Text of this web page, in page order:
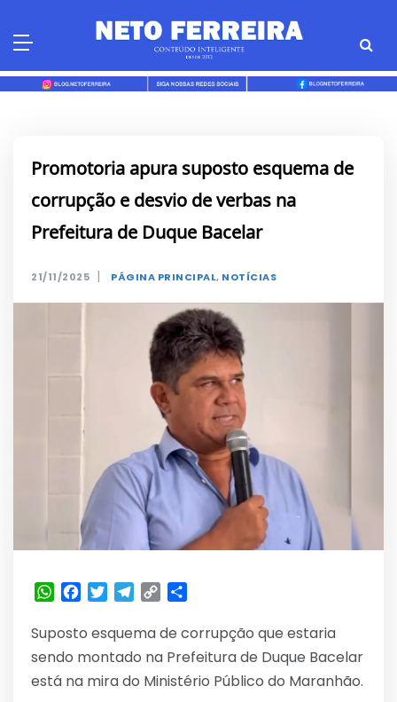
Promotoria apura suposto esquema de
corrupção e desvio de verbas na
Prefeitura de Duque Bacelar
21/11/2025 | PÁGINA PRINCIPAL, NOTÍCIAS
WhatsApp
Facebook
TwitterTelegram
Copy
Suposto esquema de corrupção que estaria
sendo montado na Prefeitura de Duque Bacelar
está na mira do Ministério Público do Maranhão.